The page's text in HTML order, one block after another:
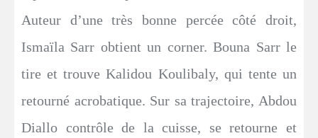
Auteur d’une très bonne percée côté droit,
Ismaïla Sarr obtient un corner. Bouna Sarr le
tire et trouve Kalidou Koulibaly, qui tente un
retourné acrobatique. Sur sa trajectoire, Abdou
Diallo contrôle de la cuisse, se retourne et